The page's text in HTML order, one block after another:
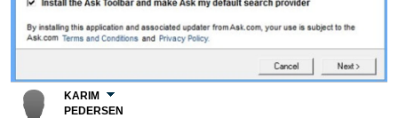
KARIM
PEDERSEN